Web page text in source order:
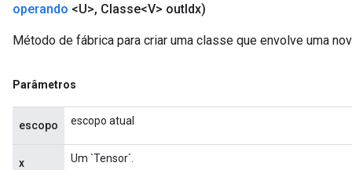
operando <U>, Classe<V> outIdx)
Método de fábrica para criar uma classe que envolve uma
Parâmetros
escopo escopo atual
x Um `Tensor`.